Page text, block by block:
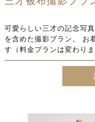
可愛らしい三才の記念写
を含めた撮影プラン。 お
す（料金プランは変わりま